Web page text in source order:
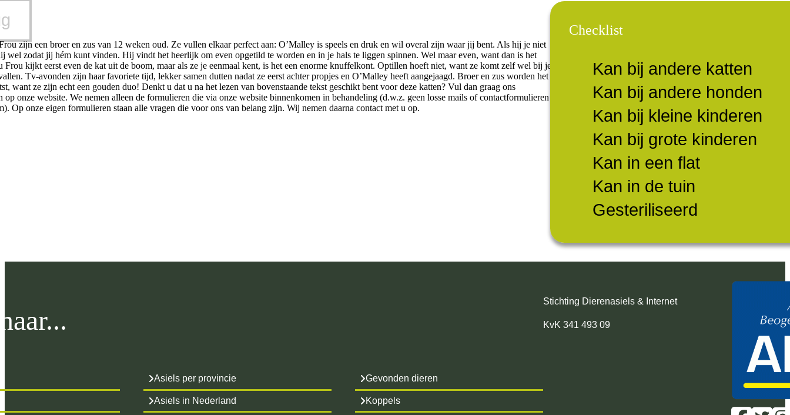
zijn een broer en zus van 12 weken oud. Ze vullen elkaar perfect aan: O’Malley is speels en druk en wil overal zijn waar jij bent. Als hij je niet
wel zodat jij hém kunt vinden. Hij vindt het heerlijk om even opgetild te worden en in je hals te liggen spinnen. Wel maar even, want dan is het
Frou kijkt eerst even de kat uit de boom, maar als ze je eenmaal kent, is het een enorme knuffelkont. Optillen hoeft niet, want ze komt zelf wel bij je
Tv-avonden zijn haar favoriete tijd, lekker samen dutten nadat ze eerst achter propjes en O’Malley heeft aangejaagd. Broer en zus worden het
want ze zijn echt een gouden duo! Denkt u dat u na het lezen van bovenstaande tekst geschikt bent voor deze katten? Vul dan graag ons
onze website. We nemen alleen de formulieren die via onze website binnenkomen in behandeling (d.w.z. geen losse mails of contactformulieren
Op onze eigen formulieren staan alle vragen die voor ons van belang zijn. Wij nemen daarna contact met u op.
Checklist
Kan bij andere katten
Kan bij andere honden
Kan bij kleine kinderen
Kan bij grote kinderen
Kan in een flat
Kan in de tuin
Gesteriliseerd
Asiels per provincie
Asiels in Nederland
Gevonden dieren
Koppels
Stichting Dierenasiels & Internet
KvK 341 493 09